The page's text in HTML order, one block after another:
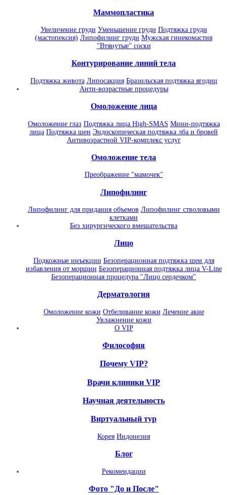
Маммопластика
Увеличение груди Уменьшение груди Подтяжка груди
(мастопексия) Липофилинг груди Мужская гинекомастия
"Втянутые" соски
Контурирование линий тела
Подтяжка живота Липосакция Бразильская подтяжка ягодиц
Анти-возрастные процедуры
Омоложение лица
Омоложение глаз Подтяжка лица High-SMAS Мини-подтяжка
лица Подтяжка шеи Эндоскопическая подтяжка лба и бровей
Антивозрастной VIP-комплекс услуг
Омоложение тела
Преображение "мамочек"
Липофилинг
Липофилинг для придания объемов Липофилинг стволовыми
клетками
Без хирургического вмешательства
Лицо
Подкожные инъекции Безоперационная подтяжка шеи для
избавления от морщин Безоперационная подтяжка лица V-Line
Безоперационная процедура "Лицо сердечком"
Дерматология
Омоложение кожи Отбеливание кожи Лечение акне
Увлажнение кожи
О VIP
Философия
Почему VIP?
Врачи клиники VIP
Научная деятельность
Виртуальный тур
Корея Индонезия
Блог
Рекомендации
Фото "До и После"